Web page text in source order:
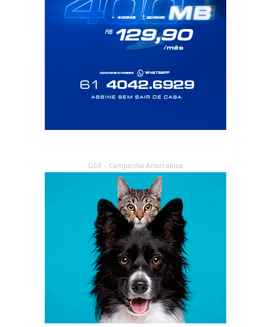
- GDF - Campanha Antirrabica -